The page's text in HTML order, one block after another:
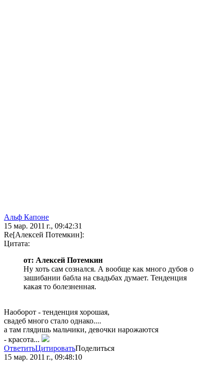
Альф Капоне
15 мар. 2011 г., 09:42:31
Re[Алексей Потемкин]:
Цитата:
от: Алексей Потемкин
Ну хоть сам сознался. А вообще как много дубов о
зашибании бабла на свадьбах думает. Тенденция
какая то болезненная.
Наоборот - тенденция хорошая,
свадеб много стало однако....
а там глядишь мальчики, девочки нарожаются
- красота...
ОтветитьЦитироватьПоделиться
15 мар. 2011 г., 09:48:10